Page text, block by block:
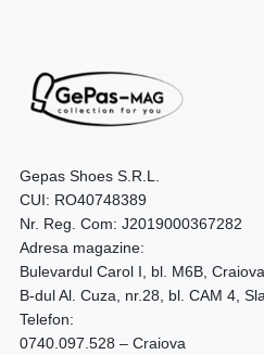
Gepas Shoes S.R.L.
CUI: RO40748389
Nr. Reg. Com: J2019000367282
Adresa magazine:
Bulevardul Carol I, bl. M6B, Craiova
B-dul Al. Cuza, nr.28, bl. CAM 4,
Telefon:
0740.097.528 – Craiova